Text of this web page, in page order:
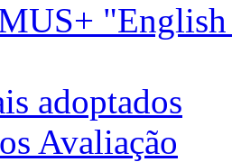
adoptados
Avaliação